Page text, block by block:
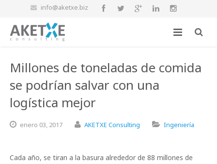
info@aketxe.biz
Millones de toneladas de comida
se podrían salvar con una
logística mejor
enero 03, 2017 AKETXE Consulting Ingeniería
Cada año, se tiran a la basura alrededor de 88 millones de